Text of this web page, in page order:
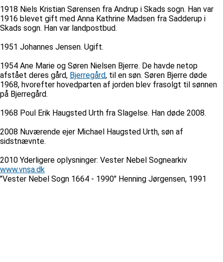
1918 Niels Kristian Sørensen fra Andrup i Skads sogn. Han var
1916 blevet gift med Anna Kathrine Madsen fra Sadderup i
Skads sogn. Han var landpostbud.
1951 Johannes Jensen. Ugift.
1954 Ane Marie og Søren Nielsen Bjerre. De havde netop
afstået deres gård, Bjerregård, til en søn. Søren Bjerre døde
1968, hvorefter hovedparten af jorden blev frasolgt til sønnen
på Bjerregård.
1968 Poul Erik Haugsted Urth fra Slagelse. Han døde 2008.
2008 Nuværende ejer Michael Haugsted Urth, søn af
sidstnævnte.
2010 Yderligere oplysninger: Vester Nebel Sognearkiv
www.vnsa.dk
"Vester Nebel Sogn 1664 - 1990" Henning Jørgensen, 1991